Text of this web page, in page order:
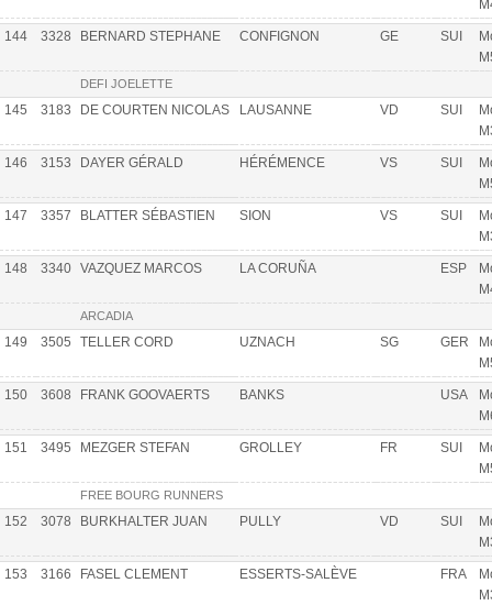
144 3328 BERNARD STEPHANE CONFIGNON GE SUI
DEFI JOELETTE
145 3183 DE COURTEN NICOLAS LAUSANNE VD SUI
146 3153 DAYER GÉRALD HÉRÉMENCE VS SUI
147 3357 BLATTER SÉBASTIEN SION VS SUI
148 3340 VAZQUEZ MARCOS LA CORUÑA ESP
ARCADIA
149 3505 TELLER CORD UZNACH SG GER
150 3608 FRANK GOOVAERTS BANKS USA
151 3495 MEZGER STEFAN GROLLEY FR SUI
FREE BOURG RUNNERS
152 3078 BURKHALTER JUAN PULLY VD SUI
153 3166 FASEL CLEMENT ESSERTS-SALÈVE FRA